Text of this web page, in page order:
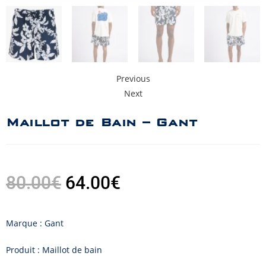
Previous
Next
Maillot de Bain – Gant
80.00€ 64.00€
Marque : Gant
Produit : Maillot de bain